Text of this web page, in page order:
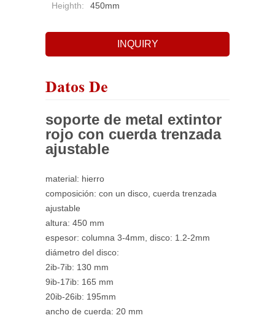
Heighth: 450mm
INQUIRY
Datos De
soporte de metal extintor
rojo con cuerda trenzada
ajustable
material: hierro
composición: con un disco, cuerda trenzada
ajustable
altura: 450 mm
espesor: columna 3-4mm, disco: 1.2-2mm
diámetro del disco:
2ib-7ib: 130 mm
9ib-17ib: 165 mm
20ib-26ib: 195mm
ancho de cuerda: 20 mm